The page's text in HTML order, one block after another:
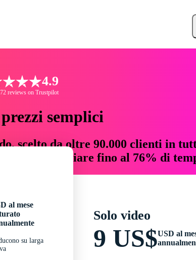
4.9
reviews on Trustpilot
semplici
scelto da oltre 90.000 clienti in
risparmiare fino al 76% di
al mese
su larga
Solo video
9 US$USD al